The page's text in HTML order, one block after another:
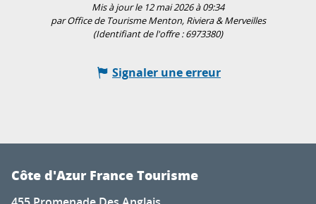
Mis à jour le 12 mai 2026 à 09:34
par Office de Tourisme Menton, Riviera & Merveilles
(Identifiant de l'offre :6973380)
Signaler une erreur
Côte d'Azur France Tourisme